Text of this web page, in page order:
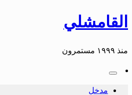
القامشلي
منذ ١٩٩٩ مستمرون
مدخل